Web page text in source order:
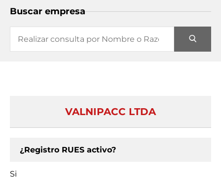
Buscar empresa
VALNIPACC LTDA
¿Registro RUES activo?
Si